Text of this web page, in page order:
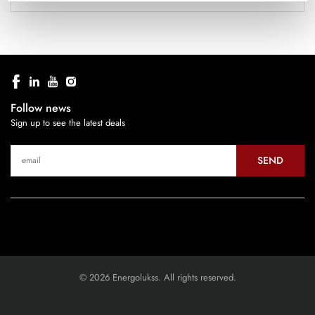
Follow news
Sign up to see the latest deals
SEND
© 2026 Energolukss. All rights reserved.